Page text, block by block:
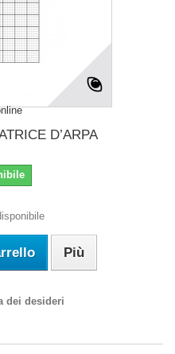
D’ARPA
Più
dei desideri